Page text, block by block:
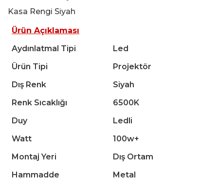
Kasa Rengi Siyah
Ürün Açıklaması
Aydınlatmal Tipi
Led
Ürün Tipi
Projektör
Dış Renk
Siyah
Renk Sıcaklığı
6500K
Duy
Ledli
Watt
100w+
Montaj Yeri
Dış Ortam
Hammadde
Metal